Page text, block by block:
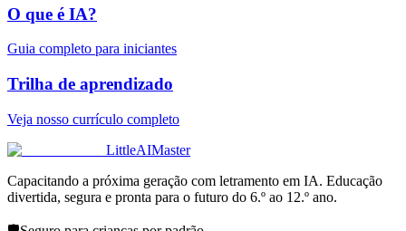
O que é IA?
Guia completo para iniciantes
Trilha de aprendizado
Veja nosso currículo completo
LittleAIMaster
Capacitando a próxima geração com letramento em IA. Educação
divertida, segura e pronta para o futuro do 6.º ao 12.º ano.